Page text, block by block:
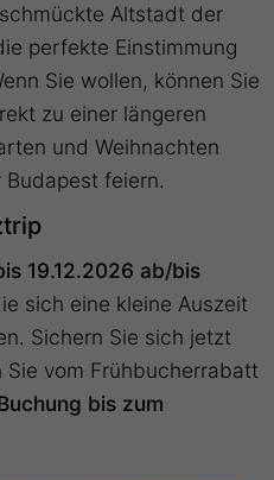
Altstadt der
perfekte Einstimmung
Sie wollen, können Sie
zu einer längeren
und Weihnachten
Budapest feiern.
19.12.2026 ab/bis
sich eine kleine Auszeit
Sichern Sie sich jetzt
vom Frühbucherrabatt
bis zum